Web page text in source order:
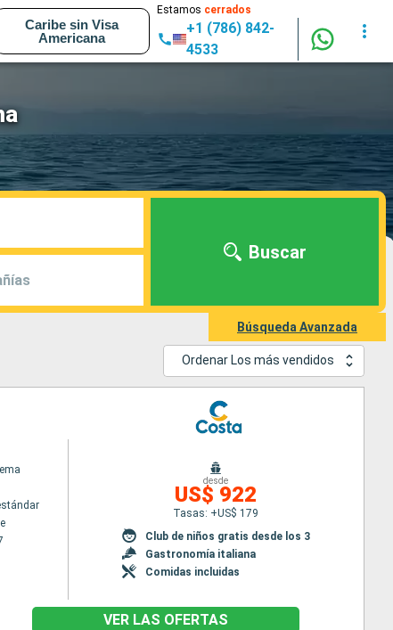
Caribe sin Visa
Americana
Estamos cerrados
+1 (786) 842-
4533
Buscar
Búsqueda Avanzada
Ordenar Los más vendidos
desde
US$ 922
Tasas: +US$ 179
Club de niños gratis desde los 3
Gastronomía italiana
Comidas incluidas
VER LAS OFERTAS